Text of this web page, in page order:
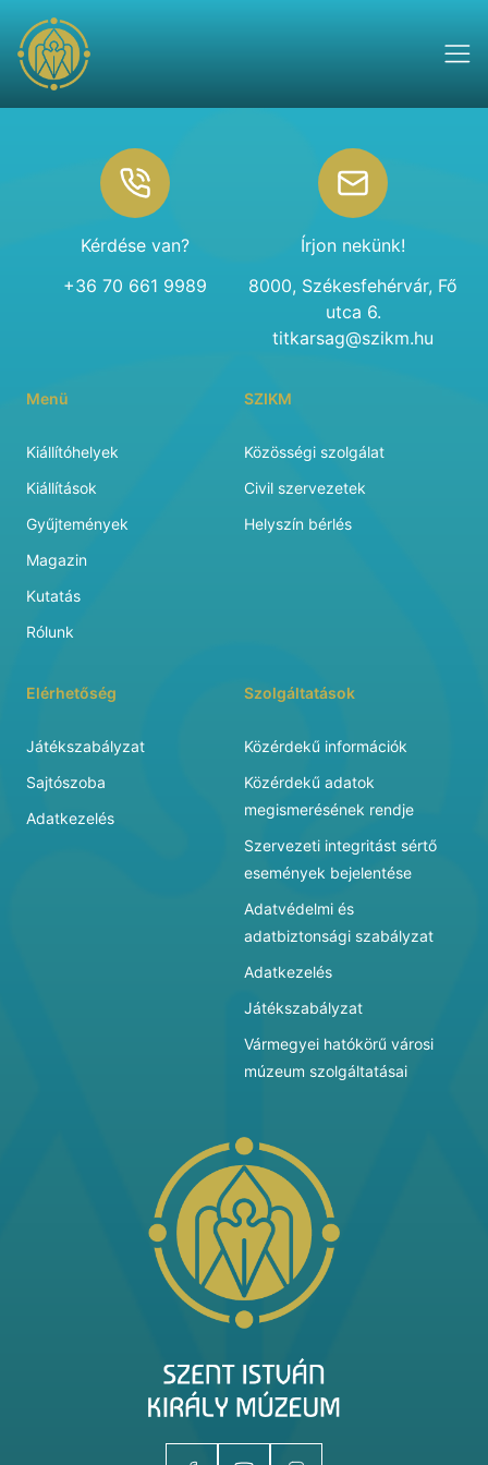
Kérdése van?
+36 70 661 9989
Írjon nekünk!
8000, Székesfehérvár, Fő
utca 6.
titkarsag@szikm.hu
Menü
Kiállítóhelyek
Kiállítások
Gyűjtemények
Magazin
Kutatás
Rólunk
SZIKM
Közösségi szolgálat
Civil szervezetek
Helyszín bérlés
Elérhetőség
Játékszabályzat
Sajtószoba
Adatkezelés
Szolgáltatások
Közérdekű információk
Közérdekű adatok
megismerésének rendje
Szervezeti integritást sértő
események bejelentése
Adatvédelmi és
adatbiztonsági szabályzat
Adatkezelés
Játékszabályzat
Vármegyei hatókörű városi
múzeum szolgáltatásai